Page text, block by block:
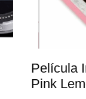
Película
Pink